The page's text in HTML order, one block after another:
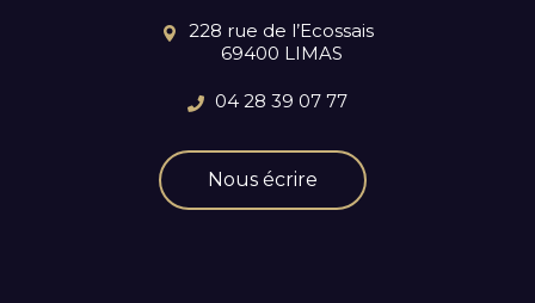
228 rue de l’Ecossais
69400 LIMAS
04 28 39 07 77
Nous écrire